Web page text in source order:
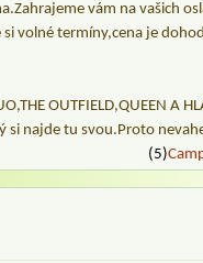
vám na vašich
volné termíny,cena je
OUTFIELD,QUEEN A
si najde tu svou.Proto
(5)